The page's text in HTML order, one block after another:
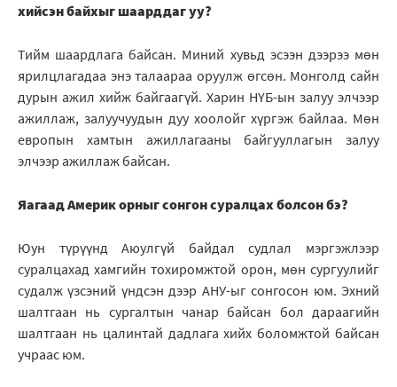
хийсэн байхыг шаарддаг уу?
Тийм шаардлага байсан. Миний хувьд эсээн дээрээ мөн
ярилцлагадаа энэ талаараа оруулж өгсөн. Монголд сайн
дурын ажил хийж байгаагүй. Харин НҮБ-ын залуу элчээр
ажиллаж, залуучуудын дуу хоолойг хүргэж байлаа. Мөн
европын хамтын ажиллагааны байгууллагын залуу
элчээр ажиллаж байсан.
Яагаад Америк орныг сонгон суралцах болсон бэ?
Юун түрүүнд Аюулгүй байдал судлал мэргэжлээр
суралцахад хамгийн тохиромжтой орон, мөн сургуулийг
судалж үзсэний үндсэн дээр АНУ-ыг сонгосон юм. Эхний
шалтгаан нь сургалтын чанар байсан бол дараагийн
шалтгаан нь цалинтай дадлага хийх боломжтой байсан
учраас юм.